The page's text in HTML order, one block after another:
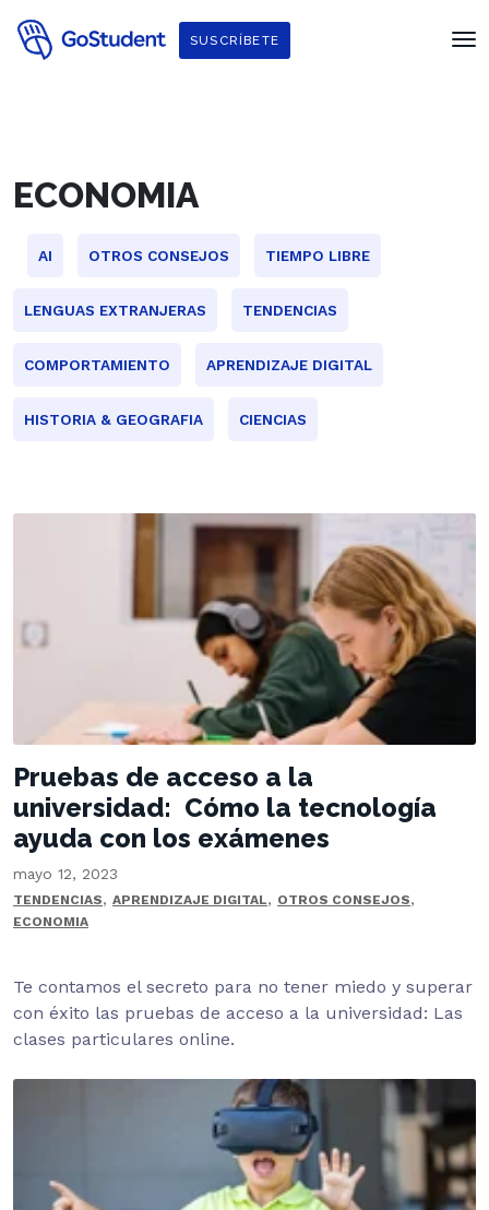
SUSCRÍBETE
ECONOMIA
AI OTROS CONSEJOS TIEMPO LIBRE
LENGUAS EXTRANJERAS TENDENCIAS
COMPORTAMIENTO APRENDIZAJE DIGITAL
HISTORIA & GEOGRAFIA CIENCIAS
Pruebas de acceso a la
universidad: Cómo la tecnología
ayuda con los exámenes
mayo 12, 2023
TENDENCIAS, APRENDIZAJE DIGITAL, OTROS CONSEJOS,
ECONOMIA
Te contamos el secreto para no tener miedo y superar
con éxito las pruebas de acceso a la universidad: Las
clases particulares online.